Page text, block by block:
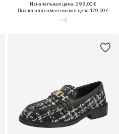
Изначальная цена: 299,00 €
Последняя самая низкая цена:179,00 €